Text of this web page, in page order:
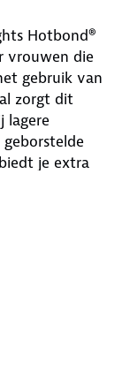
Hotbond®
vrouwen die
gebruik van
zorgt dit
lagere
je extra
tailleband
pasvorm.
bij weinig
echt nodig is